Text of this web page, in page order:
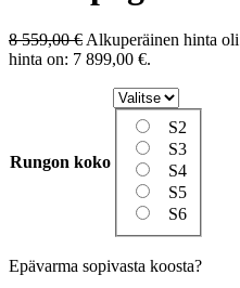
8 559,00€ Alkuperäinen hinta
hinta on: 7 899,00 €.
Rungon koko
S2
S3
S4
S5
S6
Epävarma sopivasta koosta?